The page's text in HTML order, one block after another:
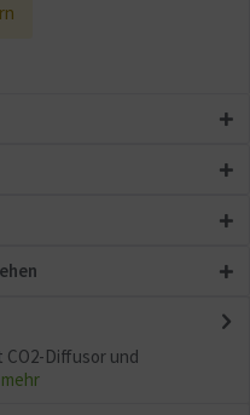
CO2-Diffusor und
mehr